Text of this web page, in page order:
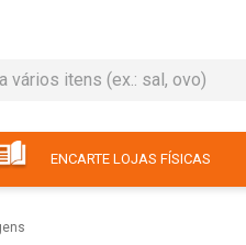
itens (ex.: sal, ovo)
ENCARTE LOJAS FÍSICAS
leite
queijo